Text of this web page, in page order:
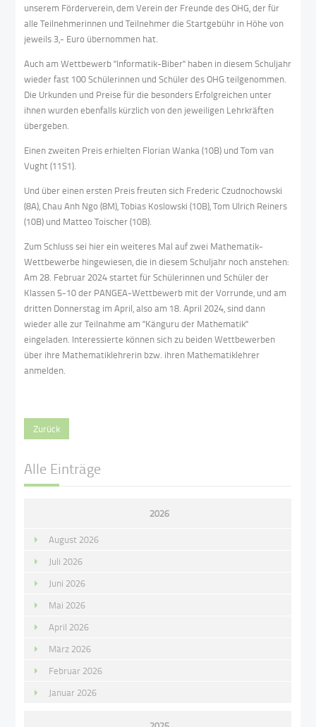
unserem Förderverein, dem Verein der Freunde des OHG, der für
alle Teilnehmerinnen und Teilnehmer die Startgebühr in Höhe von
jeweils 3,- Euro übernommen hat.
Auch am Wettbewerb "Informatik-Biber" haben in diesem Schuljahr
wieder fast 100 Schülerinnen und Schüler des OHG teilgenommen.
Die Urkunden und Preise für die besonders Erfolgreichen unter
ihnen wurden ebenfalls kürzlich von den jeweiligen Lehrkräften
übergeben.
Einen zweiten Preis erhielten Florian Wanka (10B) und Tom van
Vught (11S1).
Und über einen ersten Preis freuten sich Frederic Czudnochowski
(8A), Chau Anh Ngo (8M), Tobias Koslowski (10B), Tom Ulrich Reiners
(10B) und Matteo Toischer (10B).
Zum Schluss sei hier ein weiteres Mal auf zwei Mathematik-
Wettbewerbe hingewiesen, die in diesem Schuljahr noch anstehen:
Am 28. Februar 2024 startet für Schülerinnen und Schüler der
Klassen 5-10 der PANGEA-Wettbewerb mit der Vorrunde, und am
dritten Donnerstag im April, also am 18. April 2024, sind dann
wieder alle zur Teilnahme am "Känguru der Mathematik"
eingeladen. Interessierte können sich zu beiden Wettbewerben
über ihre Mathematiklehrerin bzw. ihren Mathematiklehrer
anmelden.
Zurück
Alle Einträge
2026
August 2026
Juli 2026
Juni 2026
Mai 2026
April 2026
März 2026
Februar 2026
Januar 2026